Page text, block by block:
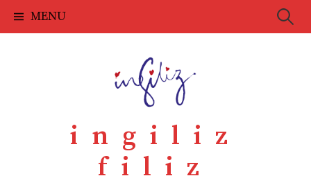
Skip
to
MENU Search
ingiliz
filiz